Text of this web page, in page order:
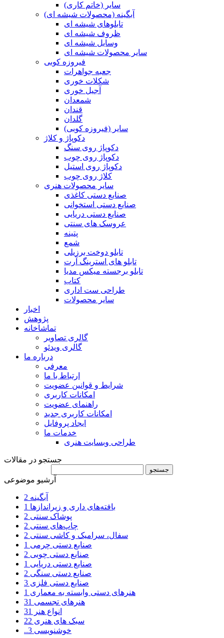
سایر (خاتم کاری)
آبگینه (محصولات شیشه ای)
تابلوهای شیشه ای
ظروف شیشه ای
وسایل شیشه ای
سایر محصولات شیشه ای
فیروزه کوبی
جعبه جواهرات
شکلات خوری
آجیل خوری
شمعدان
قندان
گلدان
سایر (فیروزه کوبی)
دکوپاژ و کلاژ
دکوپاژ روی سنگ
دکوپاژ روی چوب
دکوپاژ روی استیل
کلاژ روی چوب
سایر محصولات هنری
صنایع دستی کاغذی
صنایع دستی استخوانی
صنایع دستی دریایی
عروسک های سنتی
پتینه
شمع
تابلو دوخت برزیلی
تابلو های استرینگ آرت
تابلو برجسته میکس مدیا
کتاب
طراحی ست اداری
سایر محصولات
اخبار
پژوهش
تماشاخانه
گالری تصاویر
گالری ویدئو
درباره ما
معرفی
ارتباط با ما
شرایط و قوانین عضویت
امکانات کاربری
راهنمای عضویت
امکانات کاربری جدید
ایجاد پروفایل
خدمات ما
طراحی وبسایت هنری
جستجو در مقالات
آرشیو موضوعی
آبگینه 2
بافته‌های داری و زیراندازها 1
پوشاک سنتی 2
چاپ‌های سنتی 2
سفال، سرامیک و کاشی سنتی 2
صنایع دستی چرمی 1
صنایع دستی چوبی 2
صنایع دستی دریایی 1
صنایع دستی سنگی 2
صنایع دستی فلزی 3
هنرهای دستی وابسته به معماری 1
هنرهای تجسمی 31
انواع هنر
31
سبک های هنری 22
..خوشنویسی 3